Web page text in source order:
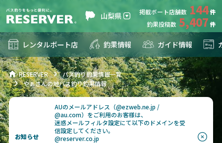
山梨県 掲載ボート店舗数 144
釣果投稿数 5,407
レンタルボート店 釣果情報 ガイド情報
RESERVER
バス釣り釣果情報一覧
やぁさんの地バス釣り釣果情報
お知らせ
AUのメールアドレス（@ezweb.ne.jp /
@au.com）をご利用のお客様は、
迷惑メールフィルタ設定にて以下のドメインを受
信設定してください。
@reserver.co.jp